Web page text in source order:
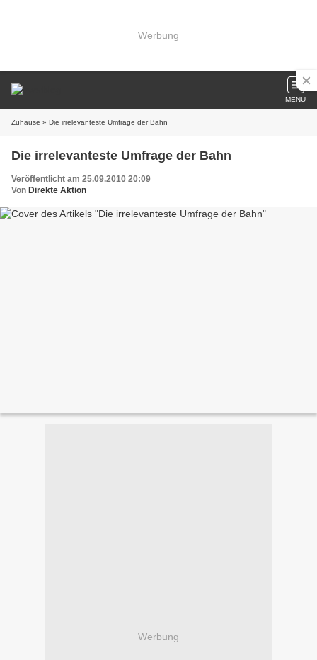
Werbung
MENU
Zuhause » Die irrelevanteste Umfrage der Bahn
Die irrelevanteste Umfrage der Bahn
Veröffentlicht am 25.09.2010 20:09
Von Direkte Aktion
Werbung